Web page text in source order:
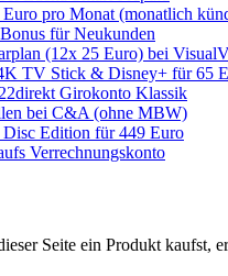
pro Monat (monatlich
für Neukunden
(12x 25 Euro) bei
TV Stick & Disney+ für 65
Girokonto Klassik
bei C&A (ohne MBW)
Edition für 449 Euro
Verrechnungskonto
Seite ein Produkt kaufst,